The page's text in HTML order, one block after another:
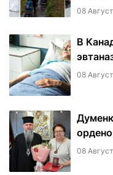
08
В
08
08